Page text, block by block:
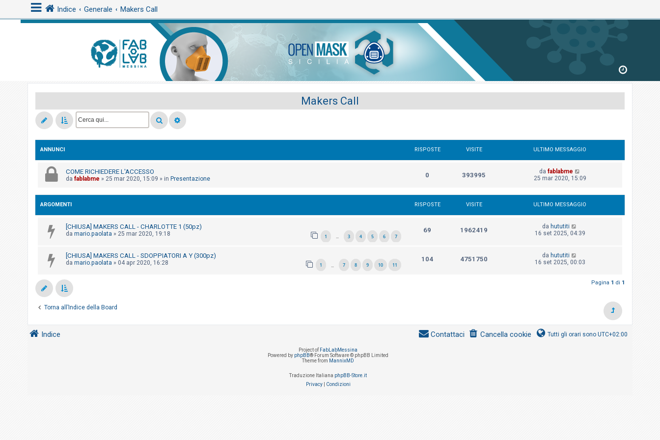
Indice Generale Makers Call
Makers Call
ANNUNCI RISPOSTE VISITE ULTIMO MESSAGGIO
COME RICHIEDERE L'ACCESSO
da fablabme » 25 mar 2020, 15:09 » in Presentazione 0 393995 da fablabme
25 mar 2020, 15:09
ARGOMENTI RISPOSTE VISITE ULTIMO MESSAGGIO
[CHIUSA] MAKERS CALL - CHARLOTTE 1 (50pz)
da mario.paolata » 25 mar 2020, 19:18 1 3 4 5 6 7
69 1962419 da hututiti
16 set 2025, 04:39
[CHIUSA] MAKERS CALL - SDOPPIATORI A Y (300pz)
da mario.paolata » 04 apr 2020, 16:28 1 7 8 9 10 11
104 4751750 da hututiti
16 set 2025, 00:03
Pagina 1 di 1
Torna all’Indice della Board
Indice Tutti gli orari sono UTC+02:00
Cancella cookie
Contattaci
Project of FabLabMessina
Powered by phpBB® Forum Software © phpBB Limited
Theme from MannixMD
Traduzione Italiana phpBB-Store.it
Privacy| Condizioni